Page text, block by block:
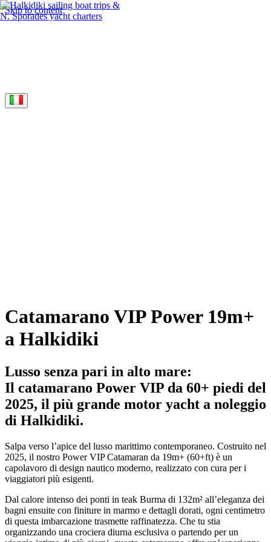
Skip to content
Catamarano VIP Power 19m+
a Halkidiki
Lusso senza pari in alto mare:
Il catamarano Power VIP da 60+ piedi del
2025, il più grande motor yacht a noleggio
di Halkidiki.
Salpa verso l’apice del lusso marittimo contemporaneo. Costruito nel
2025, il nostro Power VIP Catamaran da 19m+ (60+ft) è un
capolavoro di design nautico moderno, realizzato con cura per i
viaggiatori più esigenti.
Dal calore intenso dei ponti in teak Burma di 132m² all’eleganza dei
bagni ensuite con finiture in marmo e dettagli dorati, ogni centimetro
di questa imbarcazione trasmette raffinatezza. Che tu stia
organizzando una crociera diurna esclusiva o partendo per un